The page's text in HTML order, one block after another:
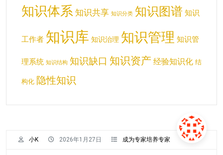
小K 2026年1月27日 成为专家培养专家
知识体系 知识共享 知识分类 知识图谱 知识
工作者 知识库 知识治理 知识管理 知识管
理系统 知识结构 知识缺口 知识资产 经验知识化 结
构化 隐性知识